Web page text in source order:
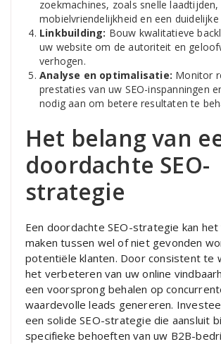
zoekmachines, zoals snelle laadtijden,
mobielvriendelijkheid en een
Linkbuilding: Bouw kwalitatieve
uw website om de autoriteit en
verhogen.
Analyse en optimalisatie: Monitor
prestaties van uw SEO-inspanningen
nodig aan om betere resultaten te
Het belang van
doordachte SEO-
strategie
Een doordachte SEO-strategie kan het
maken tussen wel of niet gevonden
potentiële klanten. Door consistent te
het verbeteren van uw online
een voorsprong behalen op
waardevolle leads genereren.
een solide SEO-strategie die aansluit
specifieke behoeften van uw B2B-